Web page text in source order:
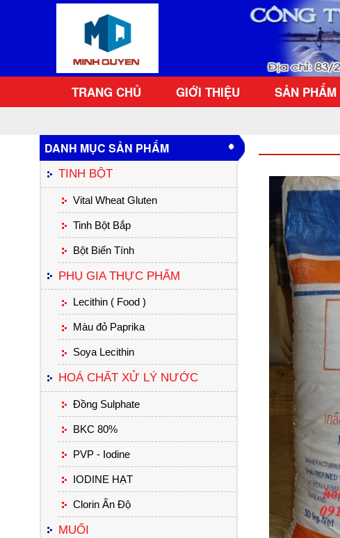
TRANG CHỦ GIỚI THIỆU SẢN PHẨM
DANH MỤC SẢN PHẨM
TINH BỘT
Vital Wheat Gluten
Tinh Bột Bắp
Bột Biến Tính
PHỤ GIA THỰC PHẨM
Lecithin ( Food )
Màu đỏ Paprika
Soya Lecithin
HOÁ CHẤT XỬ LÝ NƯỚC
Đồng Sulphate
BKC 80%
PVP - Iodine
IODINE HẠT
Clorin Ấn Độ
MUỐI